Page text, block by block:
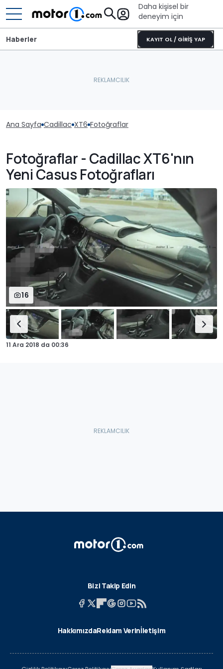
Daha kişisel bir
deneyim için
KAYIT OL / GİRİŞ YAP
Haberler
Ana Sayfa Cadillac XT6 Fotoğraflar
Fotoğraflar - Cadillac XT6'nın
Yeni Casus Fotoğrafları
16
11 Ara 2018 da 00:36
Bizi Takip Edin
HakkımızdaReklam Verinİletişim